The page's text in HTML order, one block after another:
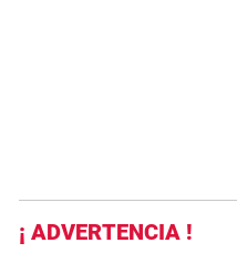
¡ ADVERTENCIA !